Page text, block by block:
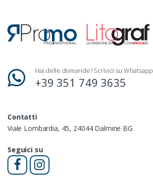
Hai delle domande? Scrivici su Whatsapp
+39 351 749 3635
Contatti
Viale Lombardia, 45, 24044 Dalmine BG
Seguici su